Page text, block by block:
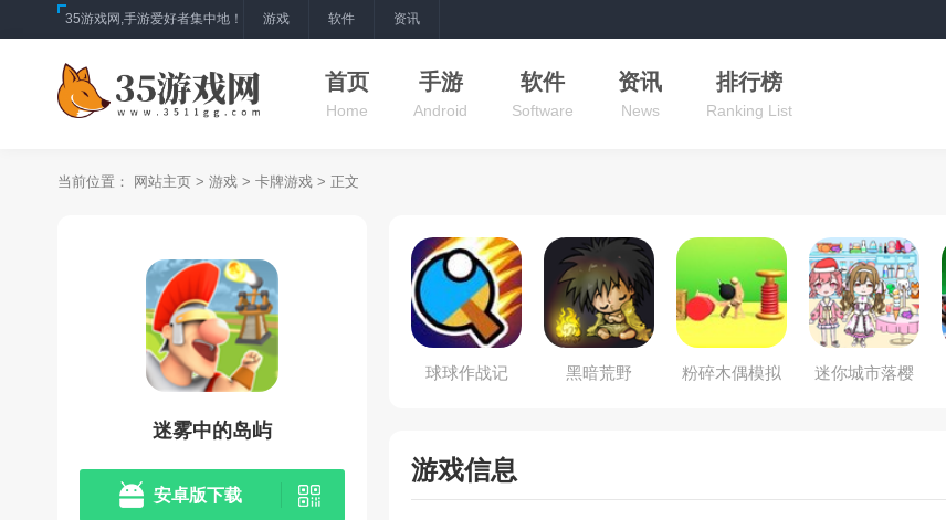
35游戏网,手游爱好者集中地！ 游戏 软件 资讯
首页
Home
手游
Android
软件
Software
资讯
News
排行榜
Ranking List
当前位置： 网站主页 > 游戏 > 卡牌游戏 > 正文
迷雾中的岛屿
安卓版下载
球球作战记 黑暗荒野
粉碎木偶模拟
迷你城市落樱
游戏信息